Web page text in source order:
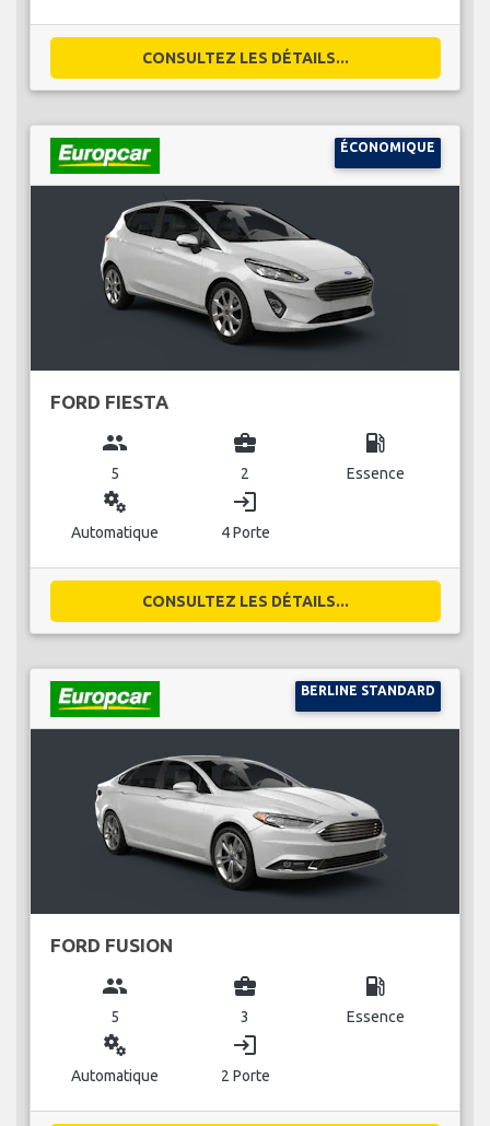
CONSULTEZ LES DÉTAILS...
ÉCONOMIQUE
FORD FIESTA
group
5
business_center
2
local_gas_station
Essence
miscellaneous_services
Automatique
login
4 Porte
CONSULTEZ LES DÉTAILS...
BERLINE STANDARD
FORD FUSION
group
5
business_center
3
local_gas_station
Essence
miscellaneous_services
Automatique
login
2 Porte